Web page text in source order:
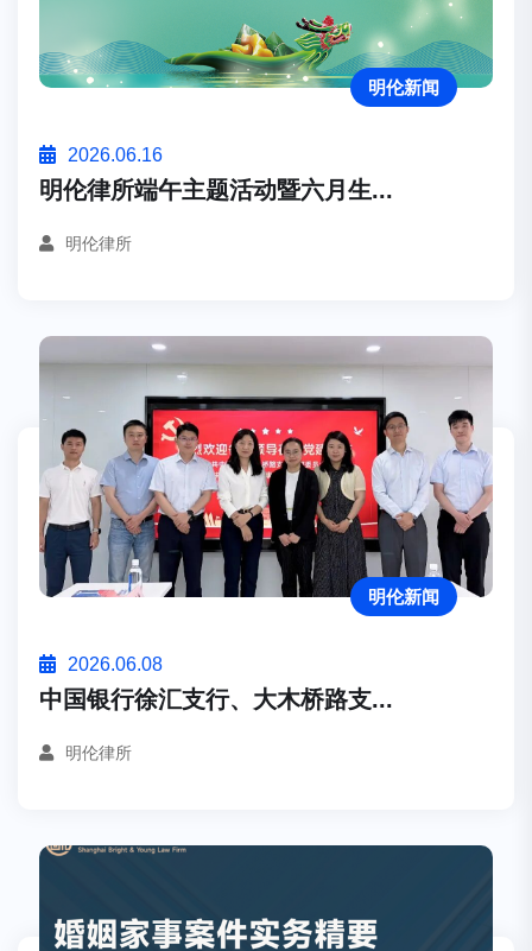
明伦新闻
2026.06.16
明伦律所端午主题活动暨六月生...
明伦律所
明伦新闻
2026.06.08
中国银行徐汇支行、大木桥路支...
明伦律所